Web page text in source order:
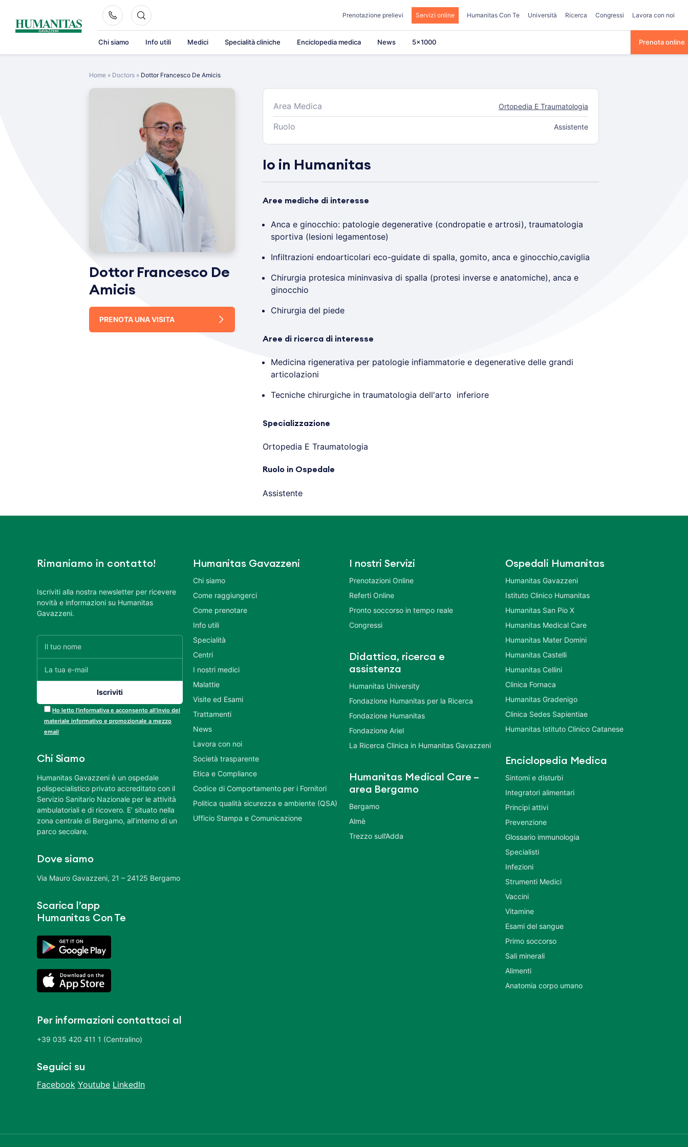
content
Prenotazione prelievi Servizi online Humanitas Con Te Università Ricerca Congressi Lavora con noi
Chi siamo Info utili Medici Specialità cliniche Enciclopedia medica News 5×1000 Prenota online
Home » Doctors » Dottor Francesco De Amicis
Dottor Francesco De
Amicis
PRENOTA UNA VISITA
Area Medica Ortopedia E Traumatologia
Ruolo Assistente
Io in Humanitas
Aree mediche di interesse
Anca e ginocchio: patologie degenerative (condropatie e artrosi), traumatologia
sportiva (lesioni legamentose)
Infiltrazioni endoarticolari eco-guidate di spalla, gomito, anca e ginocchio,caviglia
Chirurgia protesica mininvasiva di spalla (protesi inverse e anatomiche), anca e
ginocchio
Chirurgia del piede
Aree di ricerca di interesse
Medicina rigenerativa per patologie infiammatorie e degenerative delle grandi
articolazioni
Tecniche chirurgiche in traumatologia dell'arto inferiore
Specializzazione
Ortopedia E Traumatologia
Ruolo in Ospedale
Assistente
Rimaniamo in contatto!
Iscriviti alla nostra newsletter per ricevere
novità e informazioni su Humanitas
Gavazzeni.
Ho letto l’informativa e acconsento all’invio del
materiale informativo e promozionale a mezzo
email
Chi Siamo
Humanitas Gavazzeni è un ospedale
polispecialistico privato accreditato con il
Servizio Sanitario Nazionale per le attività
ambulatoriali e di ricovero. E’ situato nella
zona centrale di Bergamo, all’interno di un
parco secolare.
Dove siamo
Via Mauro Gavazzeni, 21 – 24125 Bergamo
Scarica l’app
Humanitas Con Te
Per informazioni contattaci al
+39 035 420 411 1 (Centralino)
Seguici su
Facebook Youtube LinkedIn
Humanitas Gavazzeni
Chi siamo
Come raggiungerci
Come prenotare
Info utili
Specialità
Centri
I nostri medici
Malattie
Visite ed Esami
Trattamenti
News
Lavora con noi
Società trasparente
Etica e Compliance
Codice di Comportamento per i Fornitori
Politica qualità sicurezza e ambiente (QSA)
Ufficio Stampa e Comunicazione
I nostri Servizi
Prenotazioni Online
Referti Online
Pronto soccorso in tempo reale
Congressi
Didattica, ricerca e
assistenza
Humanitas University
Fondazione Humanitas per la Ricerca
Fondazione Humanitas
Fondazione Ariel
La Ricerca Clinica in Humanitas Gavazzeni
Humanitas Medical Care –
area Bergamo
Bergamo
Almè
Trezzo sull’Adda
Ospedali Humanitas
Humanitas Gavazzeni
Istituto Clinico Humanitas
Humanitas San Pio X
Humanitas Medical Care
Humanitas Mater Domini
Humanitas Castelli
Humanitas Cellini
Clinica Fornaca
Humanitas Gradenigo
Clinica Sedes Sapientiae
Humanitas Istituto Clinico Catanese
Enciclopedia Medica
Sintomi e disturbi
Integratori alimentari
Principi attivi
Prevenzione
Glossario immunologia
Specialisti
Infezioni
Strumenti Medici
Vaccini
Vitamine
Esami del sangue
Primo soccorso
Sali minerali
Alimenti
Anatomia corpo umano